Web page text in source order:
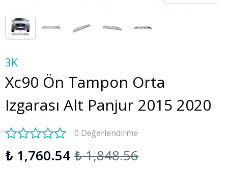
3K
Xc90 Ön Tampon Orta
Izgarası Alt Panjur 2015 2020
0 Değerlendirme
₺ 1,760.54 ₺ 1,848.56